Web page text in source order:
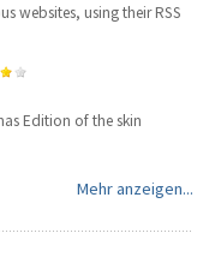
websites, using their RSS
Edition of the skin
Mehr anzeigen...